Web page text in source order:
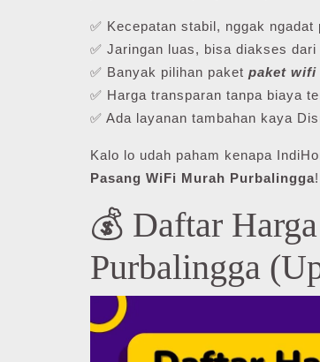
✅ Kecepatan stabil, nggak ngadat
✅ Jaringan luas, bisa diakses dari
✅ Banyak pilihan paket paket wifi
✅ Harga transparan tanpa biaya
✅ Ada layanan tambahan kaya
Kalo lo udah paham kenapa
Pasang WiFi Murah Purbalingga!
💰 Daftar
Purbalingga